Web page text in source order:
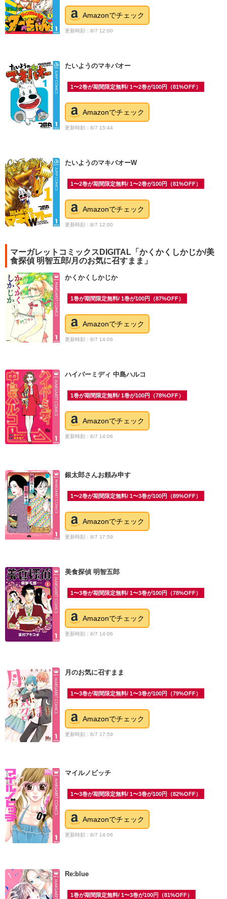
Amazonでチェック
更新時刻：8/7 12:00
たいようのマキバオー
1〜2巻が期間限定無料/ 1〜2巻が100円（81%OFF）
Amazonでチェック
更新時刻：8/7 15:44
たいようのマキバオーW
1〜2巻が期間限定無料/ 1〜2巻が100円（81%OFF）
Amazonでチェック
更新時刻：8/7 12:00
マーガレットコミックスDIGITAL「かくかくしかじか/美
食探偵 明智五郎/月のお気に召すまま」
かくかくしかじか
1巻が期間限定無料/ 1巻が100円（87%OFF）
Amazonでチェック
更新時刻：8/7 14:06
ハイパーミディ 中島ハルコ
1巻が期間限定無料/ 1巻が100円（78%OFF）
Amazonでチェック
更新時刻：8/7 14:06
銀太郎さんお頼み申す
1〜2巻が期間限定無料/ 1〜3巻が100円（89%OFF）
Amazonでチェック
更新時刻：8/7 17:59
美食探偵 明智五郎
1〜3巻が期間限定無料/ 1〜3巻が100円（78%OFF）
Amazonでチェック
更新時刻：8/7 14:06
月のお気に召すまま
1〜3巻が期間限定無料/ 1〜3巻が100円（79%OFF）
Amazonでチェック
更新時刻：8/7 17:59
マイルノビッチ
1〜3巻が期間限定無料/ 1〜3巻が100円（82%OFF）
Amazonでチェック
更新時刻：8/7 14:06
Re:blue
1巻が期間限定無料/ 1〜3巻が100円（81%OFF）